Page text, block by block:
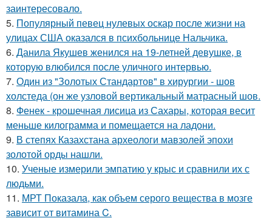
заинтересовало.
5. Популярный певец нулевых оскар после жизни на
улицах США оказался в психбольнице Нальчика.
6. Данила Якушев женился на 19-летней девушке, в
которую влюбился после уличного интервью.
7. Один из "Золотых Стандартов" в хирургии - шов
холстеда (он же узловой вертикальный матрасный шов.
8. Фенек - крошечная лисица из Сахары, которая весит
меньше килограмма и помещается на ладони.
9. В степях Казахстана археологи мавзолей эпохи
золотой орды нашли.
10. Ученые измерили эмпатию у крыс и сравнили их с
людьми.
11. МРТ Показала, как объем серого вещества в мозге
зависит от витамина C.